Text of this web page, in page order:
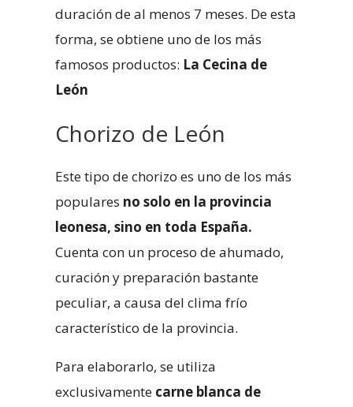
duración de al menos 7 meses. De esta
forma, se obtiene uno de los más
famosos productos: La Cecina de
León
Chorizo de León
Este tipo de chorizo es uno de los más
populares no solo en la provincia
leonesa, sino en toda España.
Cuenta con un proceso de ahumado,
curación y preparación bastante
peculiar, a causa del clima frío
característico de la provincia.
Para elaborarlo, se utiliza
exclusivamente carne blanca de